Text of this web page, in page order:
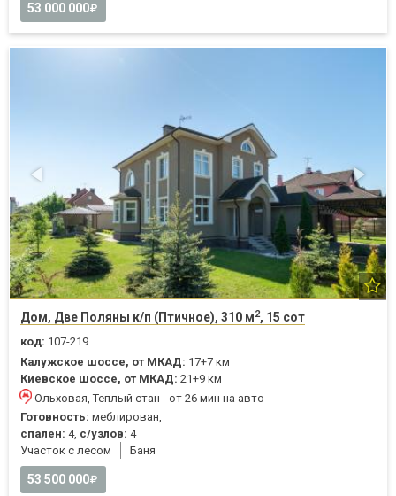
53 000 000
Дом, Две Поляны к/п (Птичное), 310 м2, 15 сот
код: 107-219
Калужское шоссе, от МКАД: 17+7 км
Киевское шоссе, от МКАД: 21+9 км
Ольховая, Теплый стан - от 26 мин на авто
Готовность: меблирован,
спален: 4, с/узлов: 4
Участок с лесом
Баня
53 500 000